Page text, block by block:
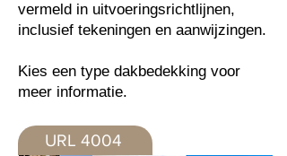
vermeld in uitvoeringsrichtlijnen,
inclusief tekeningen en aanwijzingen.
Kies een type dakbedekking voor
meer informatie.
URL 4004